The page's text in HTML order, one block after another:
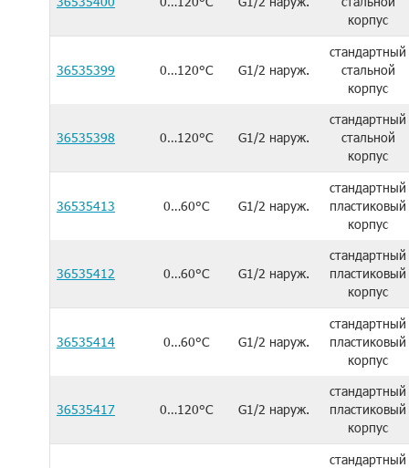
корпус
36535399 0…120°C G1/2 наруж.
стандартный
стальной
корпус
36535398 0…120°C G1/2 наруж.
стандартный
стальной
корпус
36535413 0…60°C G1/2 наруж.
стандартный
пластиковый
корпус
36535412 0…60°C G1/2 наруж.
стандартный
пластиковый
корпус
36535414 0…60°C G1/2 наруж.
стандартный
пластиковый
корпус
36535417 0…120°C G1/2 наруж.
стандартный
пластиковый
корпус
стандартный